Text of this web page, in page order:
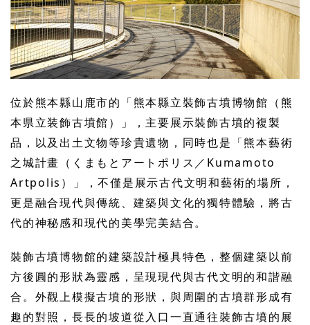
位於熊本縣山鹿市的「熊本縣立裝飾古墳博物館（熊
本県立装飾古墳館）」，主要展示裝飾古墳的複製
品，以及出土文物等珍貴遺物，同時也是「熊本藝術
之城計畫（くまもとアートポリス／Kumamoto
Artpolis）」，不僅是展示古代文明和藝術的場所，
更是融合現代與傳統、建築與文化的獨特體驗，將古
代的神秘感和現代的美學完美結合。
裝飾古墳博物館的建築設計極具特色，整個建築以前
方後圓的形狀為靈感，呈現現代與古代文明的和諧融
合。外觀上模擬古墳的形狀，與周圍的古墳群形成有
趣的對照，長長的坡道從入口一直通往裝飾古墳的展